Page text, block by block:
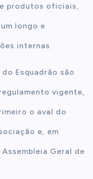
produtos oficiais,
longo e
internas.
Esquadrão são
vigente,
o aval do
e, em
Geral de